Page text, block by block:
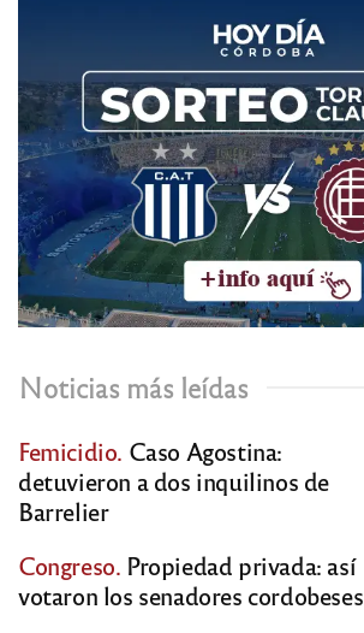
Noticias más leídas
Femicidio. Caso Agostina:
detuvieron a dos inquilinos de
Barrelier
Congreso. Propiedad privada: así
votaron los senadores cordobeses